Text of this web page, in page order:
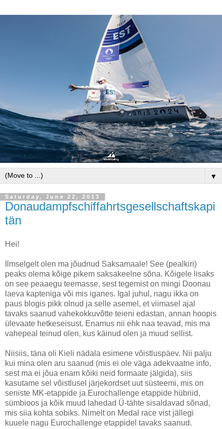
▼
Saturday, June 22, 2013
Donaudampfschiffahrtsgesellschaftskapi
tän
Hei!
Ilmselgelt olen ma jõudnud Saksamaale! See (pealkiri)
peaks olema kõige pikem saksakeelne sõna. Kõigele lisaks
on see peaaegu teemasse, sest tegemist on mingi Doonau
laeva kapteniga või mis iganes. Igal juhul, nagu ikka on
paus blogis pikk olnud ja selle asemel, et viimasel ajal
tavaks saanud vahekokkuvõtte teieni edastan, annan hoopis
ülevaate hetkeseisust. Enamus nii ehk naa teavad, mis ma
vahepeal teinud olen, kus käinud olen ja muud sellist.
Niisiis, täna oli Kieli nädala esimene võistluspäev. Nii palju
kui mina olen aru saanud (mis ei ole väga adekvaatne info,
sest ma ei jõua enam kõiki neid formaate jälgida), siis
kasutame sel võistlusel järjekordset uut süsteemi, mis on
seniste MK-etappide ja Eurochallenge etappide hübriid,
sümbioos ja kõik muud lahedad Ü-tähte sisaldavad sõnad,
mis siia kohta sobiks. Nimelt on Medal race vist jällegi
kuuele nagu Eurochallenge etappidel tavaks saanud.